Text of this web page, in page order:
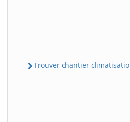
Trouver chantier